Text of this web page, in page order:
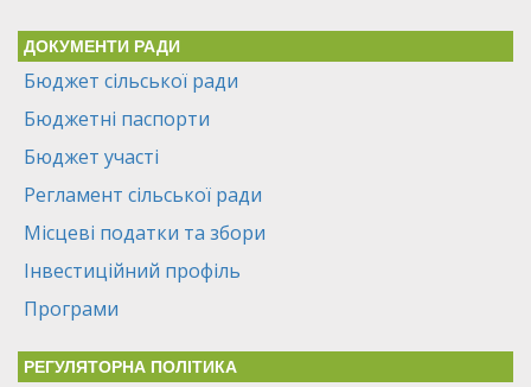
ДОКУМЕНТИ РАДИ
Бюджет сільської ради
Бюджетні паспорти
Бюджет участі
Регламент сільської ради
Місцеві податки та збори
Інвестиційний профіль
Програми
РЕГУЛЯТОРНА ПОЛІТИКА